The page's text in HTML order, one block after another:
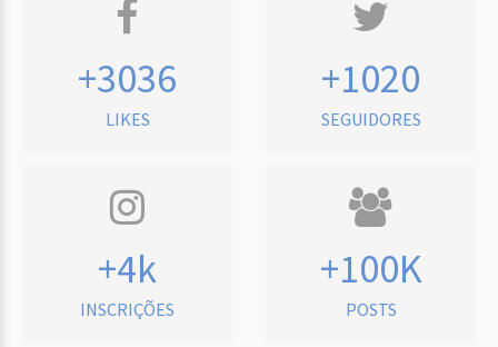
+3036
LIKES
+1020
SEGUIDORES
+4k
INSCRIÇÕES
+100K
POSTS